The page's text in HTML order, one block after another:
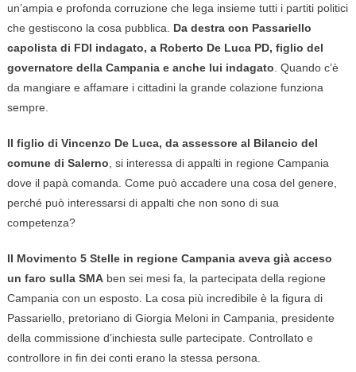
un’ampia e profonda corruzione che lega insieme tutti i partiti politici
che gestiscono la cosa pubblica. Da destra con Passariello
capolista di FDI indagato, a Roberto De Luca PD, figlio del
governatore della Campania e anche lui indagato . Quando c’è
da mangiare e affamare i cittadini la grande colazione funziona
sempre.
Il figlio di Vincenzo De Luca, da assessore al Bilancio del
comune di Salerno , si interessa di appalti in regione Campania
dove il papà comanda. Come può accadere una cosa del genere,
perché può interessarsi di appalti che non sono di sua
competenza?
Il Movimento 5 Stelle in regione Campania aveva già acceso
un faro sulla SMAben sei mesi fa, la partecipata della regione
Campania con un esposto. La cosa più incredibile è la figura di
Passariello, pretoriano di Giorgia Meloni in Campania, presidente
della commissione d’inchiesta sulle partecipate. Controllato e
controllore in fin dei conti erano la stessa persona.